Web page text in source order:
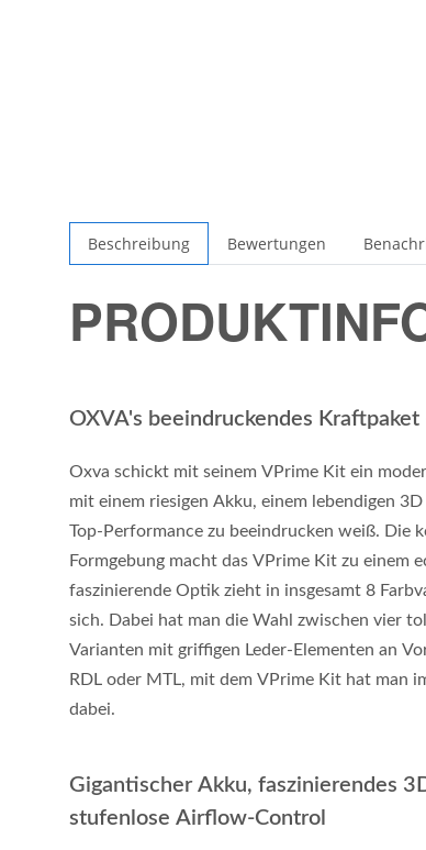
Beschreibung Bewertungen
OXVA's beeindruckendes
Oxva schickt mit seinem VPrime Kit ein
mit einem riesigen Akku, einem lebendigen
Top-Performance zu beeindrucken weiß. Die
Formgebung macht das VPrime Kit zu einem
faszinierende Optik zieht in insgesamt 8
sich. Dabei hat man die Wahl zwischen vier
Varianten mit griffigen Leder-Elementen an
RDL oder MTL, mit dem VPrime Kit hat man
dabei.
Gigantischer Akku, faszinierendes
stufenlose Airflow-Control